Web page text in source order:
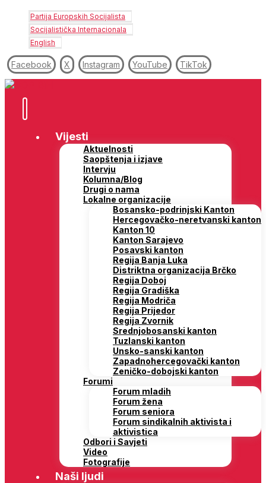
Partija Europskih Socijalista
Socijalistička Internacionala
English
Facebook X Instagram YouTube TikTok
Vijesti
Aktuelnosti
Saopštenja i izjave
Intervju
Kolumna/Blog
Drugi o nama
Lokalne organizacije
Bosansko-podrinjski Kanton
Hercegovačko-neretvanski kanton
Kanton 10
Kanton Sarajevo
Posavski kanton
Regija Banja Luka
Distriktna organizacija Brčko
Regija Doboj
Regija Gradiška
Regija Modriča
Regija Prijedor
Regija Zvornik
Srednjobosanski kanton
Tuzlanski kanton
Unsko-sanski kanton
Zapadnohercegovački kanton
Zeničko-dobojski kanton
Forumi
Forum mladih
Forum žena
Forum seniora
Forum sindikalnih aktivista i
aktivistica
Odbori i Savjeti
Video
Fotografije
Naši ljudi